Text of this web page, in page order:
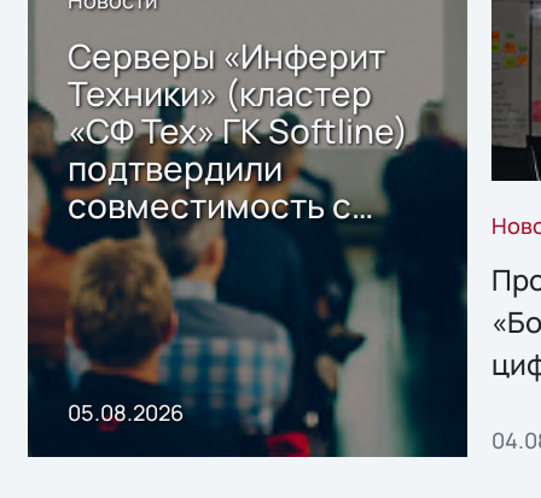
Серверы «Инферит
Техники» (кластер
«СФ Тех» ГК Softline)
подтвердили
совместимость с
решением Sharx
Storage 2.x для
хранения данных
05.08.2026